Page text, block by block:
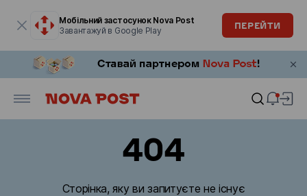
Мобільний застосунок Nova Post
Завантажуй в Google Play
ПЕРЕЙТИ
404
Сторінка, яку ви запитуєте не існує